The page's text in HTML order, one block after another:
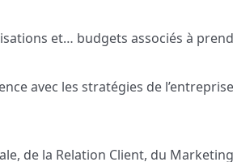
et… budgets associés à
avec les stratégies de
de la Relation Client, du